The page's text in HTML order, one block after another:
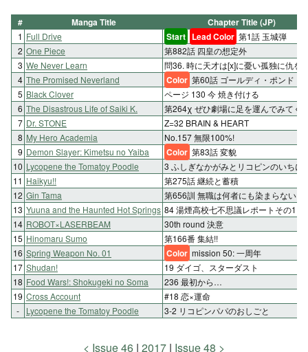
# Manga Title Chapter Title (JP)
1 Full Drive Start Lead Color 第1話 玉城弾
2 One Piece
第882話 四皇の想定外
3 We Never Learn
問36. 時に天才は[x]に憂い孤独に仇を
4 The Promised Neverland Color 第60話 ゴールディ・ポンド
5 Black Clover
ページ 130 今 焼き付ける
6 The Disastrous Life of Saiki K.
第264χ ぜひ劇場に足を運んでみてく
7 Dr. STONE
Z=32 BRAIN & HEART
8 My Hero Academia
No.157 無限100%!
9 Demon Slayer: Kimetsu no Yaiba Color 第83話 変貌
10 Lycopene the Tomatoy Poodle
3 ふしぎなかがみとリコピンのいちに
11 Haikyu!!
第275話 継続と蓄積
12 Gin Tama
第656訓 無職は何者にも染まらない
13 Yuuna and the Haunted Hot Springs 84 湯煙高校七不思議レポートその1
14 ROBOT×LASERBEAM
30th round 決意
15 Hinomaru Sumo
第166番 集結!!
16 Spring Weapon No. 01 Color mission 50: 一周年
17 Shudan!
19 ダイゴ、スターダスト
18 Food Wars!: Shokugeki no Soma
236 最初から…
19 Cross Account
#18 恋×運命
-
Lycopene the Tomatoy Poodle 3-2 リコピンパパのおしごと
Issue 46 2017 Issue 48